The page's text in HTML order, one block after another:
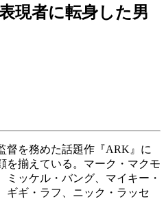
現者に転身した男
督を務めた話題作『ARK』に
を揃えている。マーク・マクモ
ミッケル・バング、マイキー・
ギギ・ラフ、ニック・ラッセ